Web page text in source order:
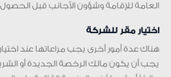
العامة للإقامة وشؤون الأجانب قبل الحصول
اختيار مقر للشركة
هناك عدة أمور أخرى يجب مراعاتها عند
يجب أن يكون مالك الرخصة الجديدة أو